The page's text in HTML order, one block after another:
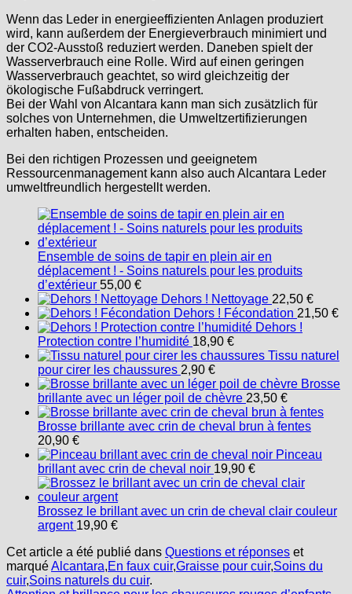
Wenn das Leder in energieeffizienten Anlagen produziert
wird, kann außerdem der Energieverbrauch minimiert und
der CO2-Ausstoß reduziert werden. Daneben spielt der
Wasserverbrauch eine Rolle. Wird auf einen geringen
Wasserverbrauch geachtet, so wird gleichzeitig der
ökologische Fußabdruck verringert.
Bei der Wahl von Alcantara kann man sich zusätzlich für
solches von Unternehmen, die Umweltzertifizierungen
erhalten haben, entscheiden.
Bei den richtigen Prozessen und geeignetem
Ressourcenmanagement kann also auch Alcantara Leder
umweltfreundlich hergestellt werden.
Ensemble de soins de tapir en plein air en
déplacement ! - Soins naturels pour les produits
d’extérieur 55,00 €
Dehors ! Nettoyage 22,50 €
Dehors ! Fécondation 21,50 €
Dehors !
Protection contre l’humidité 18,90 €
Tissu naturel
pour cirer les chaussures 2,90 €
Brosse
brillante avec un léger poil de chèvre 23,50 €
Brosse brillante avec crin de cheval brun à fentes
20,90 €
Pinceau
brillant avec crin de cheval noir 19,90 €
Brossez le brillant avec un crin de cheval clair couleur
argent 19,90 €
Cet article a été publié dans Questions et réponses et
marquéAlcantara,En faux cuir,Graisse pour cuir,Soins du
cuir,Soins naturels du cuir.